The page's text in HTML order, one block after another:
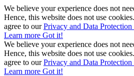
We believe your experience does not
Hence, this website does not use
agree to ourPrivacy and Data
Learn more Got it!
We believe your experience does not
Hence, this website does not use
agree to ourPrivacy and Data
Learn more Got it!